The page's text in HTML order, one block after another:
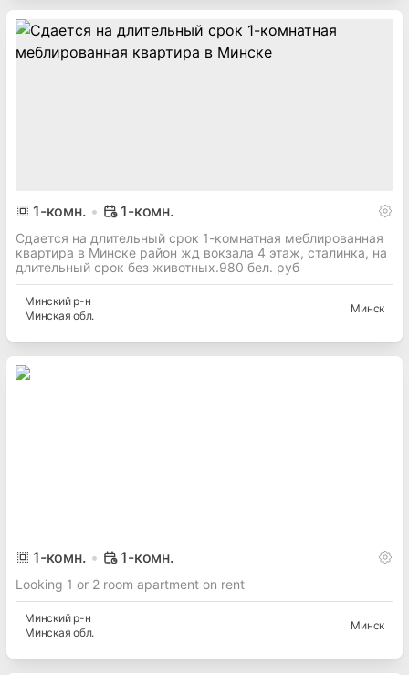
1-комн. 1-комн.
Сдается на длительный срок 1-комнатная меблированная
квартира в Минске район жд вокзала 4 этаж, сталинка, на
длительный срок без животных.980 бел. руб
Минскийр-н
Минская обл.
Минск
1-комн. 1-комн.
Looking 1 or 2 room apartment on rent
Минскийр-н
Минская обл.
Минск